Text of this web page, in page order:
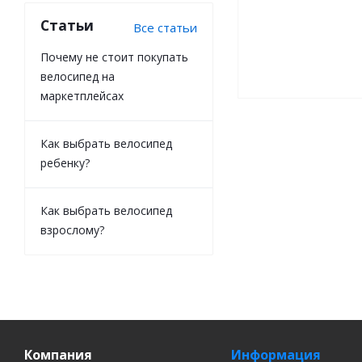
Статьи Все статьи
Почему не стоит покупать
велосипед на
маркетплейсах
Как выбрать велосипед
ребенку?
Как выбрать велосипед
взрослому?
Компания Информация